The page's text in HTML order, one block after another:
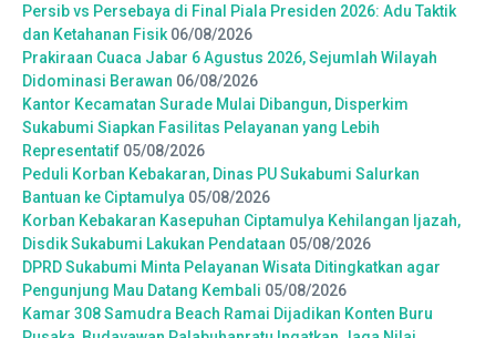
Persib vs Persebaya di Final Piala Presiden 2026: Adu Taktik
dan Ketahanan Fisik 06/08/2026
Prakiraan Cuaca Jabar 6 Agustus 2026, Sejumlah Wilayah
Didominasi Berawan 06/08/2026
Kantor Kecamatan Surade Mulai Dibangun, Disperkim
Sukabumi Siapkan Fasilitas Pelayanan yang Lebih
Representatif 05/08/2026
Peduli Korban Kebakaran, Dinas PU Sukabumi Salurkan
Bantuan ke Ciptamulya 05/08/2026
Korban Kebakaran Kasepuhan Ciptamulya Kehilangan Ijazah,
Disdik Sukabumi Lakukan Pendataan 05/08/2026
DPRD Sukabumi Minta Pelayanan Wisata Ditingkatkan agar
Pengunjung Mau Datang Kembali 05/08/2026
Kamar 308 Samudra Beach Ramai Dijadikan Konten Buru